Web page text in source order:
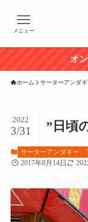
メニュー
オ
ホーム サーターアンダギ
”日頃
2022
3/31
サーターアンダギー
2017年8月14日